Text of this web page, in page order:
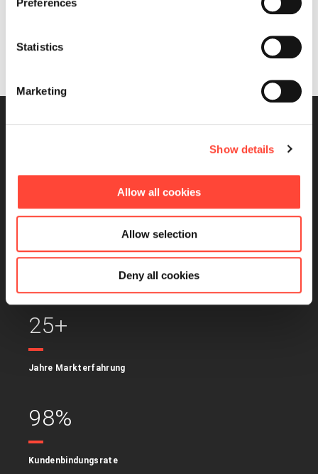
Preferences
Statistics
Marketing
Show details
Allow all cookies
Allow selection
Deny all cookies
Global eingeführte Projekte
25+
Jahre Markterfahrung
98%
Kundenbindungsrate